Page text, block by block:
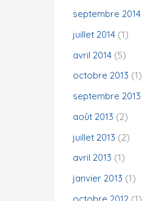
septembre 2014
juillet 2014 (1)
avril 2014 (5)
octobre 2013 (1)
septembre 2013
août 2013 (2)
juillet 2013 (2)
avril 2013 (1)
janvier 2013 (1)